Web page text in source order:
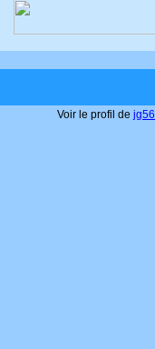
Voir le profil dejg56